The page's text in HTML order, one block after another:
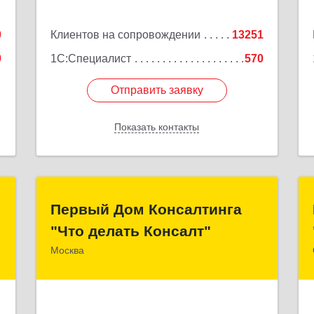
Клиентов на сопровождении
13251
1С:Специалист
570
Отправить заявку
Показать контакты
Отправить заявку
Назад
Первый Дом Консалтинга
"Что делать Консалт"
Москва
"Что делать Консалт"
127083, Москва г, Мишина ул, дом № 56